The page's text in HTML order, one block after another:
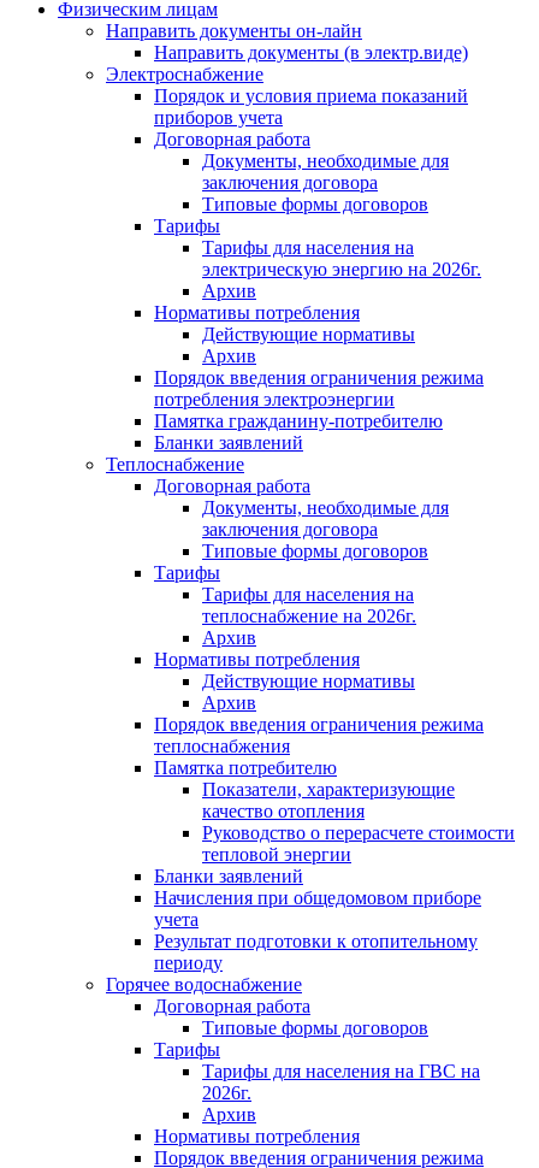
Физическим лицам
Направить документы он-лайн
Направить документы (в электр.виде)
Электроснабжение
Порядок и условия приема показаний
приборов учета
Договорная работа
Документы, необходимые для
заключения договора
Типовые формы договоров
Тарифы
Тарифы для населения на
электрическую энергию на 2026г.
Архив
Нормативы потребления
Действующие нормативы
Архив
Порядок введения ограничения режима
потребления электроэнергии
Памятка гражданину-потребителю
Бланки заявлений
Теплоснабжение
Договорная работа
Документы, необходимые для
заключения договора
Типовые формы договоров
Тарифы
Тарифы для населения на
теплоснабжение на 2026г.
Архив
Нормативы потребления
Действующие нормативы
Архив
Порядок введения ограничения режима
теплоснабжения
Памятка потребителю
Показатели, характеризующие
качество отопления
Руководство о перерасчете стоимости
тепловой энергии
Бланки заявлений
Начисления при общедомовом приборе
учета
Результат подготовки к отопительному
периоду
Горячее водоснабжение
Договорная работа
Типовые формы договоров
Тарифы
Тарифы для населения на ГВС на
2026г.
Архив
Нормативы потребления
Порядок введения ограничения режима